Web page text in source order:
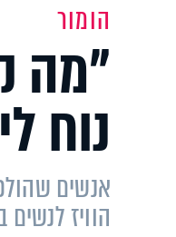
הומור
"מה
נוח
אנשים
הוויז לנשים